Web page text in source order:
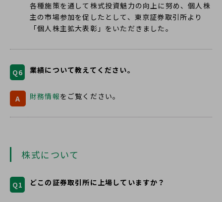
各種施策を通して株式投資魅力の向上に努め、個人株
主の市場参加を促したとして、東京証券取引所より
「個人株主拡大表彰」をいただきました。
Q6 業績について教えてください。
A 財務情報をご覧ください。
株式について
Q1 どこの証券取引所に上場していますか？